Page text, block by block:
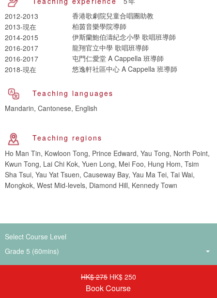
2012-2013
香港歌劇院兒童合唱團助教
2013-現在
柏茵音樂學院導師
2014-2015
伊斯蘭鮑伯濤紀念小學 歌唱班導師
2016-2017
龍翔官立中學 歌唱班導師
2016-2017
屯門仁愛堂 A Cappella 班導師
2018-現在
悠逸軒社區中心 A Cappella 班導師
Teaching languages
Mandarin, Cantonese, English
Teaching regions
Ho Man Tin, Kowloon Tong, Prince Edward, Yau Tong, North Point,
Kwun Tong, Lai Chi Kok, Yuen Long, Mei Foo, Hung Hom, Tsim
Sha Tsui, Yau Yat Tsuen, Causeway Bay, Yau Ma Tei, Tai Wai,
Mongkok, West Mid-levels, Diamond Hill, Kennedy Town
Select Course Level
HK$ 275 HK$ 250
Book Course